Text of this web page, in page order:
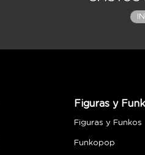
Figuras y
Figuras y Funkos
Funkopop